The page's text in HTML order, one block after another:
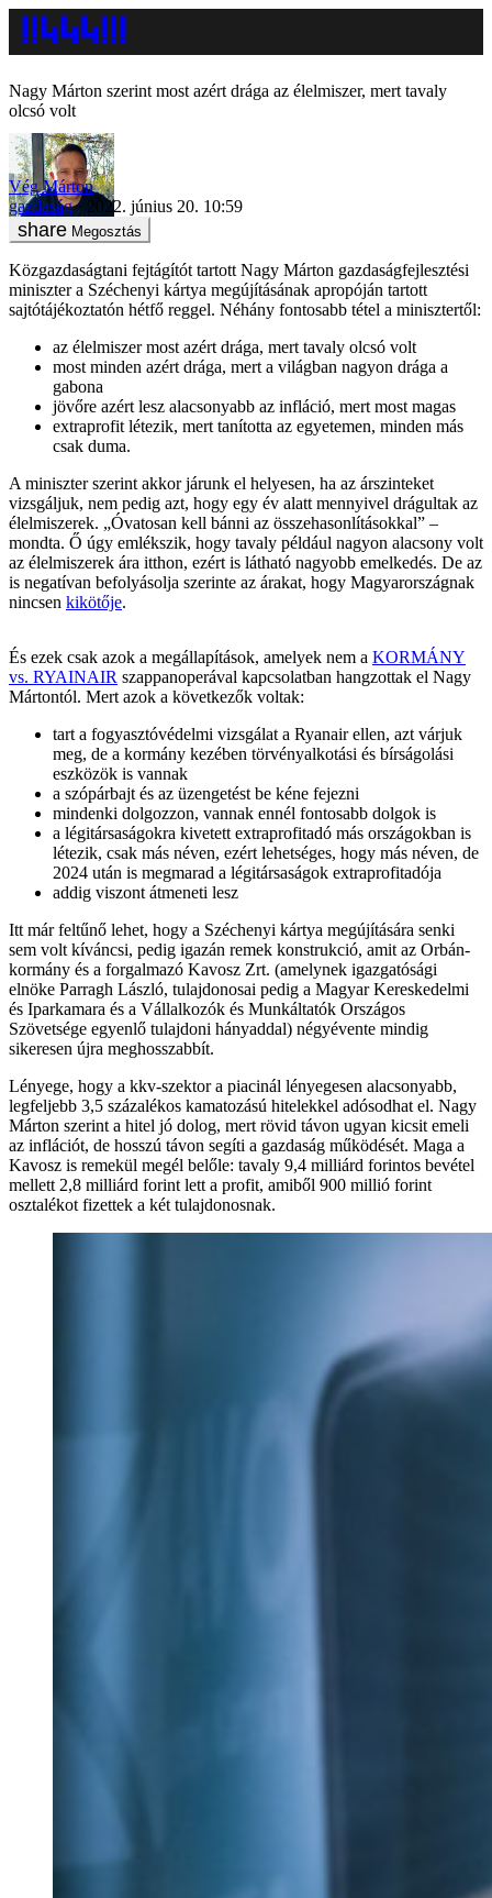
Nagy Márton szerint most azért drága az élelmiszer, mert tavaly
olcsó volt
Vég Márton
gazdaság
2022. június 20. 10:59
Megosztás
Közgazdaságtani fejtágítót tartott Nagy Márton gazdaságfejlesztési
miniszter a Széchenyi kártya megújításának apropóján tartott
sajtótájékoztatón hétfő reggel. Néhány fontosabb tétel a minisztertől:
az élelmiszer most azért drága, mert tavaly olcsó volt
most minden azért drága, mert a világban nagyon drága a
gabona
jövőre azért lesz alacsonyabb az infláció, mert most magas
extraprofit létezik, mert tanította az egyetemen, minden más
csak duma.
A miniszter szerint akkor járunk el helyesen, ha az árszinteket
vizsgáljuk, nem pedig azt, hogy egy év alatt mennyivel drágultak az
élelmiszerek. „Óvatosan kell bánni az összehasonlításokkal” –
mondta. Ő úgy emlékszik, hogy tavaly például nagyon alacsony volt
az élelmiszerek ára itthon, ezért is látható nagyobb emelkedés. De az
is negatívan befolyásolja szerinte az árakat, hogy Magyarországnak
nincsen kikötője.
És ezek csak azok a megállapítások, amelyek nem a KORMÁNY
vs. RYAINAIR szappanoperával kapcsolatban hangzottak el Nagy
Mártontól. Mert azok a következők voltak:
tart a fogyasztóvédelmi vizsgálat a Ryanair ellen, azt várjuk
meg, de a kormány kezében törvényalkotási és bírságolási
eszközök is vannak
a szópárbajt és az üzengetést be kéne fejezni
mindenki dolgozzon, vannak ennél fontosabb dolgok is
a légitársaságokra kivetett extraprofitadó más országokban is
létezik, csak más néven, ezért lehetséges, hogy más néven, de
2024 után is megmarad a légitársaságok extraprofitadója
addig viszont átmeneti lesz
Itt már feltűnő lehet, hogy a Széchenyi kártya megújítására senki
sem volt kíváncsi, pedig igazán remek konstrukció, amit az Orbán-
kormány és a forgalmazó Kavosz Zrt. (amelynek igazgatósági
elnöke Parragh László, tulajdonosai pedig a Magyar Kereskedelmi
és Iparkamara és a Vállalkozók és Munkáltatók Országos
Szövetsége egyenlő tulajdoni hányaddal) négyévente mindig
sikeresen újra meghosszabbít.
Lényege, hogy a kkv-szektor a piacinál lényegesen alacsonyabb,
legfeljebb 3,5 százalékos kamatozású hitelekkel adósodhat el. Nagy
Márton szerint a hitel jó dolog, mert rövid távon ugyan kicsit emeli
az inflációt, de hosszú távon segíti a gazdaság működését. Maga a
Kavosz is remekül megél belőle: tavaly 9,4 milliárd forintos bevétel
mellett 2,8 milliárd forint lett a profit, amiből 900 millió forint
osztalékot fizettek a két tulajdonosnak.